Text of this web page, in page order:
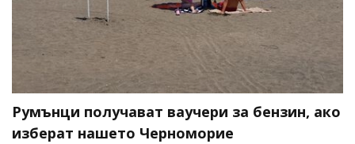
Румънци получават ваучери за бензин, ако
изберат нашето Черноморие